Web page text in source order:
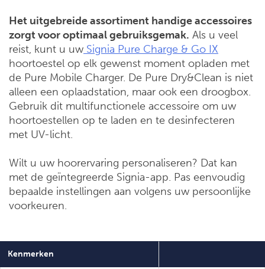
Het uitgebreide assortiment handige accessoires
zorgt voor optimaal gebruiksgemak. Als u veel
reist, kunt u uw Signia Pure Charge & Go IX
hoortoestel op elk gewenst moment opladen met
de Pure Mobile Charger. De Pure Dry&Clean is niet
alleen een oplaadstation, maar ook een droogbox.
Gebruik dit multifunctionele accessoire om uw
hoortoestellen op te laden en te desinfecteren
met UV-licht.
Wilt u uw hoorervaring personaliseren? Dat kan
met de geïntegreerde Signia-app. Pas eenvoudig
bepaalde instellingen aan volgens uw persoonlijke
voorkeuren.
Kenmerken